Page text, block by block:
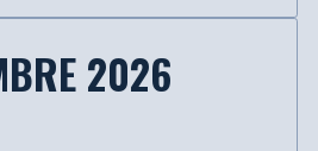
2026